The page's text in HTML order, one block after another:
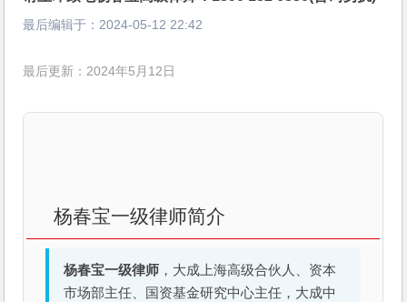
最后编辑于： 2024-05-12 22:42
最后更新：2024年5月12日
杨春宝一级律师简介
杨春宝一级律师 ，大成上海高级合伙人、资本
市场部主任、国资基金研究中心主任，大成中